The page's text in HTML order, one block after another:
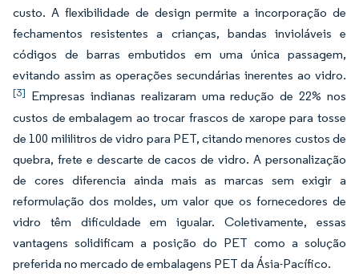
custo. A flexibilidade de design permite a incorporação de
fechamentos resistentes a crianças, bandas invioláveis e
códigos de barras embutidos em uma única passagem,
evitando assim as operações secundárias inerentes ao vidro.
[3] Empresas indianas realizaram uma redução de 22% nos
custos de embalagem ao trocar frascos de xarope para tosse
de 100 mililitros de vidro para PET, citando menores custos de
quebra, frete e descarte de cacos de vidro. A personalização
de cores diferencia ainda mais as marcas sem exigir a
reformulação dos moldes, um valor que os fornecedores de
vidro têm dificuldade em igualar. Coletivamente, essas
vantagens solidificam a posição do PET como a solução
preferida no mercado de embalagens PET da Ásia-Pacífico.